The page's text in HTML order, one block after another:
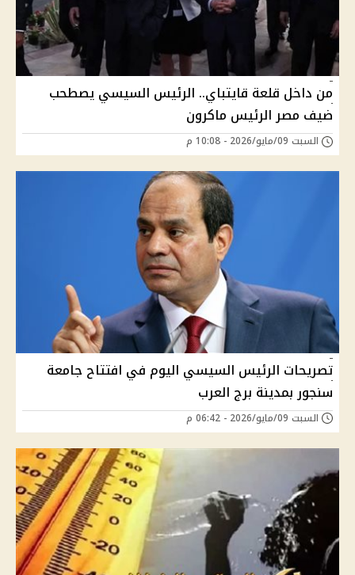
من داخل قلعة قايتباي.. الرئيس السيسي يصطحب
ضيف مصر الرئيس ماكرون
السبت 09/مايو/2026 - 10:08 م
تصريحات الرئيس السيسي اليوم في افتتاح جامعة
سنجور بمدينة برج العرب
السبت 09/مايو/2026 - 06:42 م